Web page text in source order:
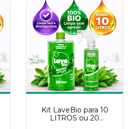
Kit LaveBio para 10
LITROS ou 20